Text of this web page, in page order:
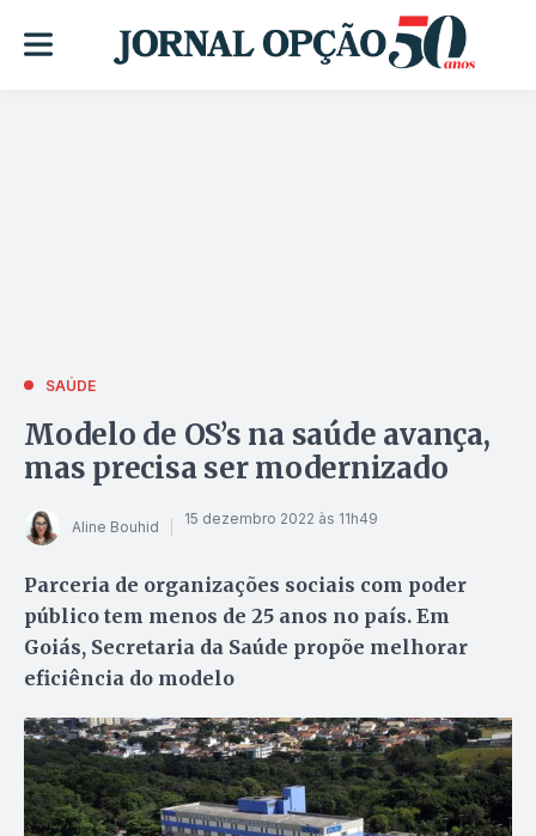
SAÚDE
Modelo de OS’s na saúde avança,
mas precisa ser modernizado
Aline Bouhid 15 dezembro 2022 às 11h49
Parceria de organizações sociais com poder
público tem menos de 25 anos no país. Em
Goiás, Secretaria da Saúde propõe melhorar
eficiência do modelo